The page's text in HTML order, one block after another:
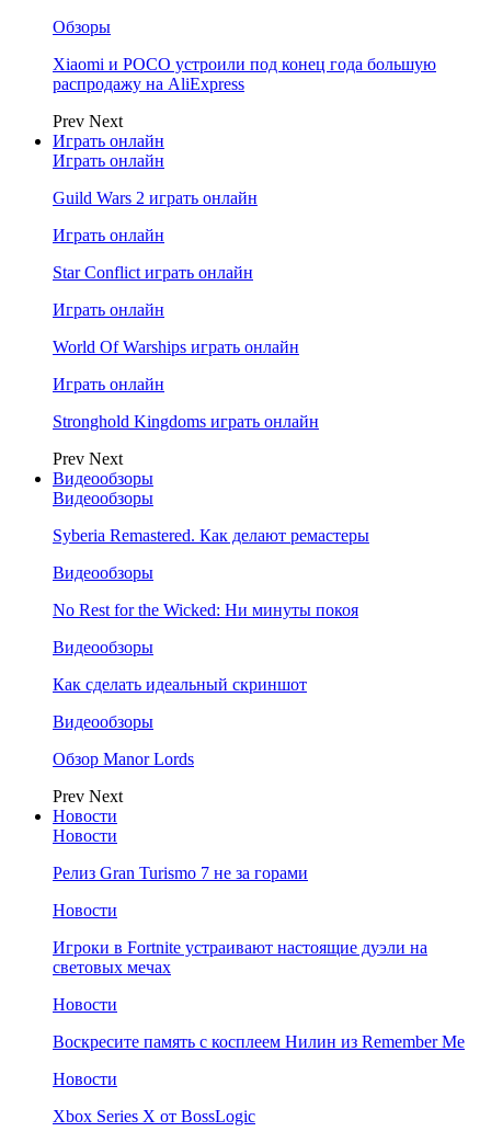
Обзоры
Xiaomi и POCO устроили под конец года большую
распродажу на AliExpress
Prev Next
Играть онлайн
Играть онлайн
Guild Wars 2 играть онлайн
Играть онлайн
Star Conflict играть онлайн
Играть онлайн
World Of Warships играть онлайн
Играть онлайн
Stronghold Kingdoms играть онлайн
Prev Next
Видеообзоры
Видеообзоры
Syberia Remastered. Как делают ремастеры
Видеообзоры
No Rest for the Wicked: Ни минуты покоя
Видеообзоры
Как сделать идеальный скриншот
Видеообзоры
Обзор Manor Lords
Prev Next
Новости
Новости
Релиз Gran Turismo 7 не за горами
Новости
Игроки в Fortnite устраивают настоящие дуэли на
световых мечах
Новости
Воскресите память с косплеем Нилин из Remember Me
Новости
Xbox Series X от BossLogic